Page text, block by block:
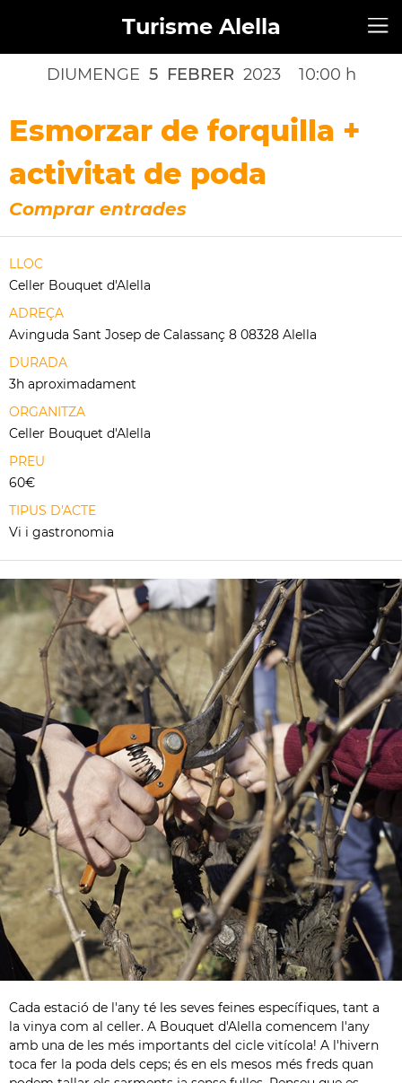
Turisme Alella
DIUMENGE 5 FEBRER 2023 10:00 h
Esmorzar de forquilla +
activitat de poda
Comprar entrades
LLOC
Celler Bouquet d'Alella
ADREÇA
Avinguda Sant Josep de Calassanç 8 08328 Alella
DURADA
3h aproximadament
ORGANITZA
Celler Bouquet d'Alella
PREU
60€
TIPUS D'ACTE
Vi i gastronomia
Cada estació de l'any té les seves feines específiques, tant a
la vinya com al celler. A Bouquet d'Alella comencem l'any
amb una de les més importants del cicle vitícola! A l'hivern
toca fer la poda dels ceps; és en els mesos més freds quan